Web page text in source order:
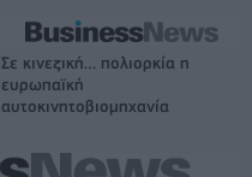
Σε κινεζική… πολιορκία η
ευρωπαϊκή
αυτοκινητοβιομηχανία